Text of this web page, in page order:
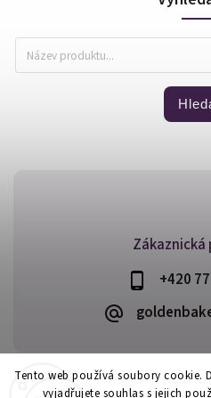
Tento web používá soubory cookie.
vyjadřujete souhlas s jejich
Zákaznická
+420